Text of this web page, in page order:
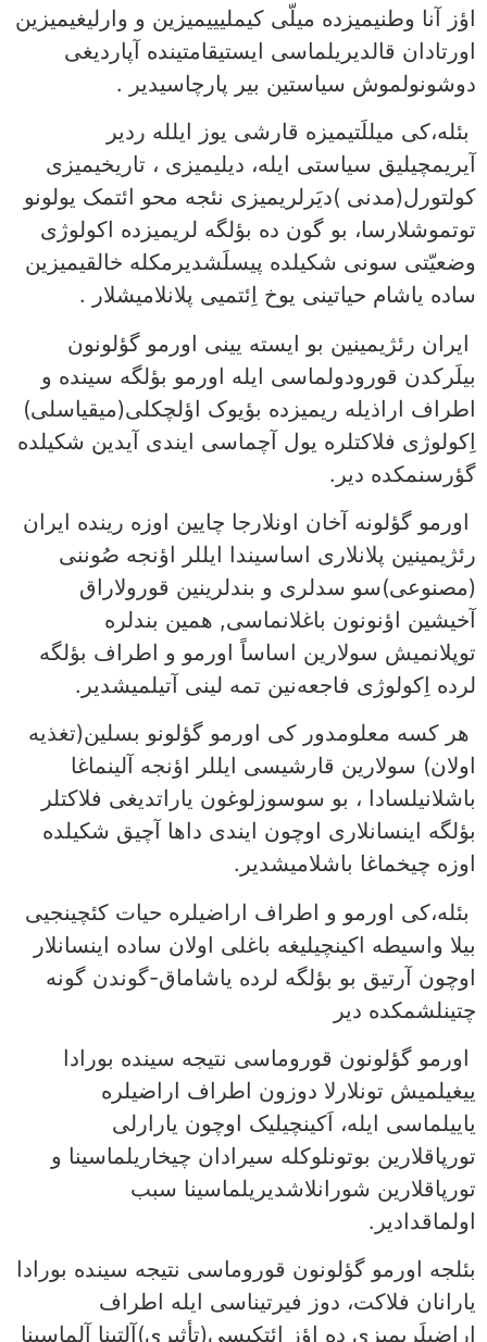
اؤز آنا وطنیمیزده میلّی کیملیییمیزین و وارلیغیمیزین
اورتادان قالدیریلماسی ایستیقامتینده آپاردیغی
دوشونولموش سیاستین بیر پارچاسیدیر .
بئله،کی میللَتیمیزه قارشی یوز ایلله ردیر
آیریمچیلیق سیاستی ایله، دیلیمیزی ، تاریخیمیزی
کولتورل(مدنی )ديَرلریمیزی نئجه محو ائتمک یولونو
توتموشلارسا، بو گون ده بؤلگه لریمیزده اکولوژی
وضعيّتی سونی شکیلده پیسلَشدیرمکله خالقیمیزین
ساده یاشام حیاتینی یوخ اِئتمیی پلانلامیشلار .
ایران رئژیمینین بو ایسته یینی اورمو گؤلونون
بیلَرکدن قورودولماسی ایله اورمو بؤلگه سینده و
اطراف اراذیله ریمیزده بؤیوک اؤلچکلی(میقیاسلی)
اِکولوژی فلاکتلره یول آچماسی ایندی آیدین شکیلده
گؤرسنمکده دیر.
اورمو گؤلونه آخان اونلارجا چایین اوزه رینده ایران
رئژیمینین پلانلاری اساسیندا ایللر اؤنجه صُوننی
(مصنوعی)سو سدلری و بندلرینین قورولاراق
آخیشین اؤنونون باغلانماسی, همین بندلره
توپلانمیش سولارین اساساً اورمو و اطراف بؤلگه
لرده اِکولوژی فاجعه‌‌نین تمه لینی آتیلمیشدیر.
هر کسه معلومدور کی اورمو گؤلونو بسلین(تغذیه
اولان) سولارین قارشیسی ایللر اؤنجه آلینماغا
باشلانیلسادا ، بو سوسوزلوغون یاراتدیغی فلاکتلر
بؤلگه اینسانلاری اوچون ایندی داها آچیق شکیلده
اوزه چیخماغا باشلامیشدیر.
بئله،کی اورمو و اطراف اراضیلره حیات کئچینجیی
بیلا واسیطه‌‌ اکینچیلیغه باغلی اولان ساده اینسانلار
اوچون آرتیق بو بؤلگه لرده یاشاماق-گوندن گونه
چتینلشمکده دیر ‌
اورمو گؤلونون قوروماسی نتیجه سینده بورادا
ییغیلمیش تونلارلا دوزون اطراف اراضیلره
یاییلماسی ایله، اَکینچیلیک اوچون یارارلی
تورپاقلارین بوتونلوکله سیرادان چیخاریلماسینا و
تورپاقلارین شورانلاشدیریلماسینا سبب
اولماقدادیر.
بئلجه اورمو گؤلونون قوروماسی نتیجه سینده بورادا
یارانان فلاکت، دوز فیرتیناسی ایله اطراف
اراضیلَریمیزی ده اؤز اِئتکیسی(تأثیری)آلتینا آلماسینا